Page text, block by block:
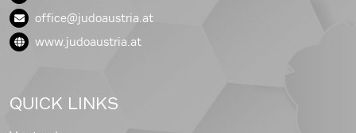
office@judoaustria.at
www.judoaustria.at
QUICK LINKS